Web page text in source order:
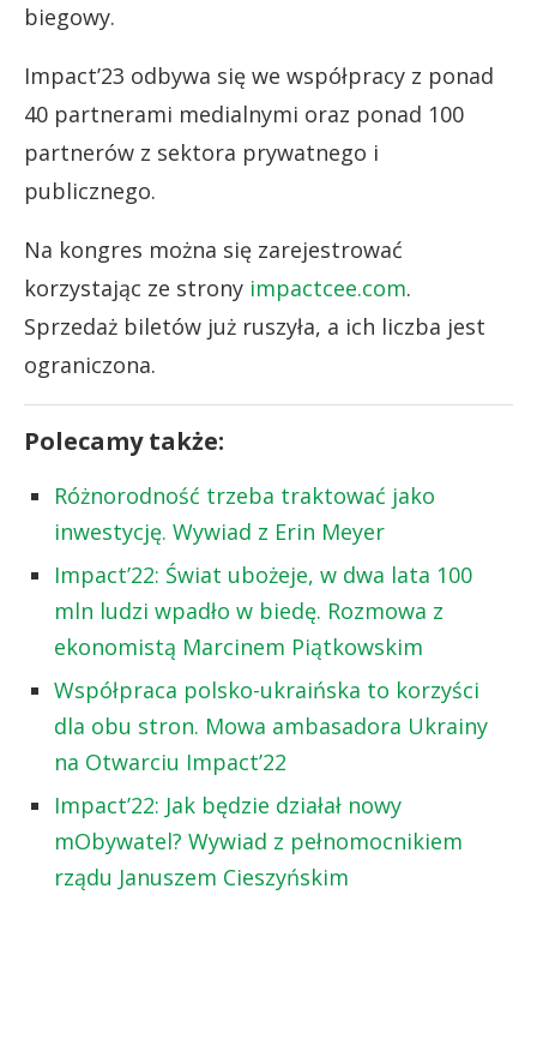
biegowy.
Impact’23 odbywa się we współpracy z ponad
40 partnerami medialnymi oraz ponad 100
partnerów z sektora prywatnego i
publicznego.
Na kongres można się zarejestrować
korzystając ze strony impactcee.com.
Sprzedaż biletów już ruszyła, a ich liczba jest
ograniczona.
Polecamy także:
Różnorodność trzeba traktować jako
inwestycję. Wywiad z Erin Meyer
Impact’22: Świat ubożeje, w dwa lata 100
mln ludzi wpadło w biedę. Rozmowa z
ekonomistą Marcinem Piątkowskim
Współpraca polsko-ukraińska to korzyści
dla obu stron. Mowa ambasadora Ukrainy
na Otwarciu Impact’22
Impact’22: Jak będzie działał nowy
mObywatel? Wywiad z pełnomocnikiem
rządu Januszem Cieszyńskim